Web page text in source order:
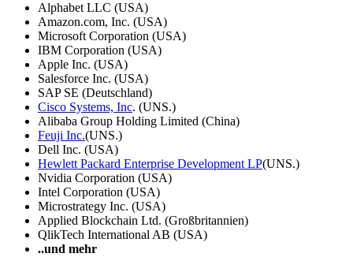
Alphabet LLC (USA)
Amazon.com, Inc. (USA)
Microsoft Corporation (USA)
IBM Corporation (USA)
Apple Inc. (USA)
Salesforce Inc. (USA)
SAP SE (Deutschland)
Cisco Systems, Inc. (UNS.)
Alibaba Group Holding Limited (China)
Feuji Inc.(UNS.)
Dell Inc. (USA)
Hewlett Packard Enterprise Development LP(UNS.)
Nvidia Corporation (USA)
Intel Corporation (USA)
Microstrategy Inc. (USA)
Applied Blockchain Ltd. (Großbritannien)
QlikTech International AB (USA)
..und mehr